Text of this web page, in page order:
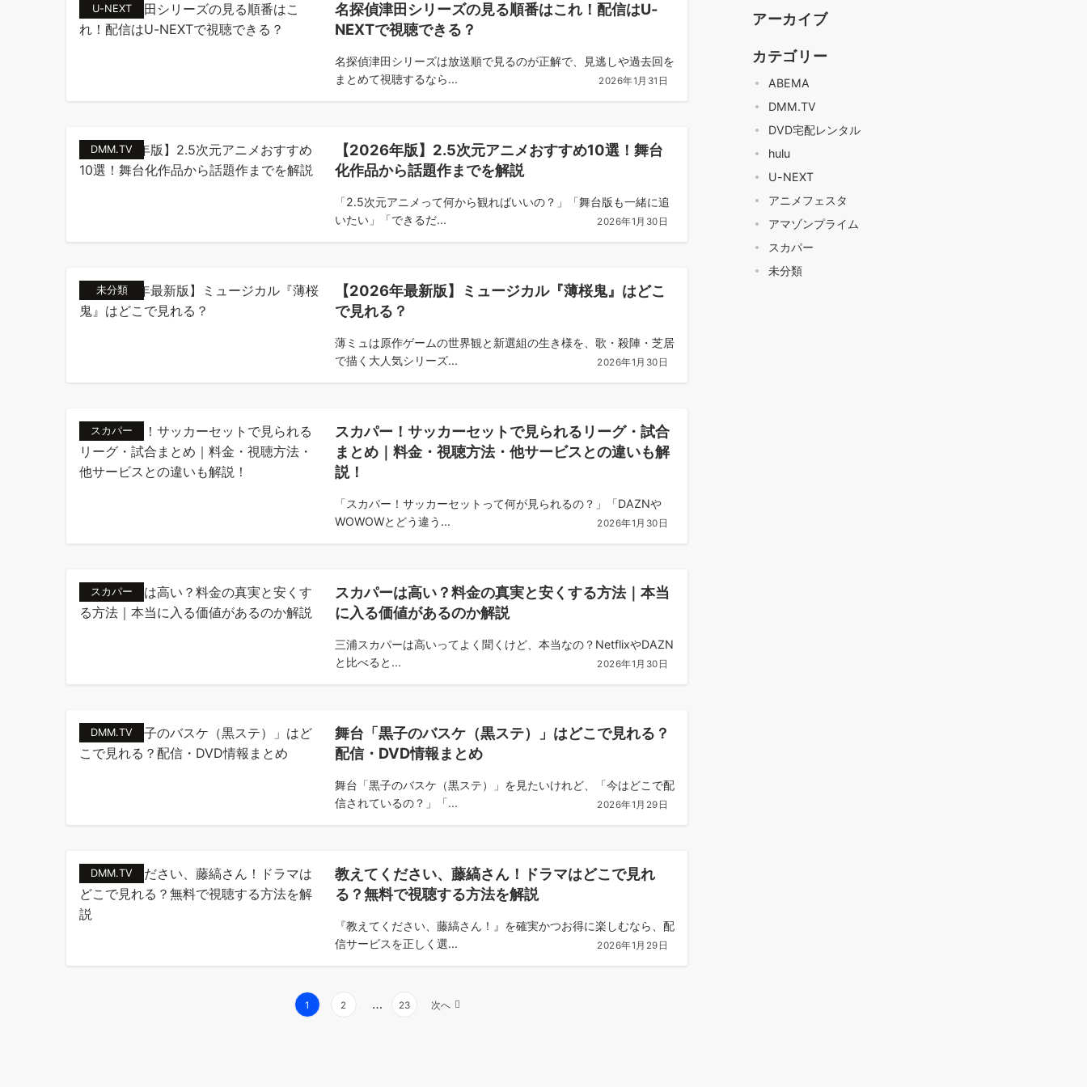
U-NEXT
名探偵津田シリーズの見る順番はこれ！配信はU-
NEXTで視聴できる？
名探偵津田シリーズは放送順で見るのが正解で、見逃しや過去回を
まとめて視聴するなら...
2026年1月31日
DMM.TV
【2026年版】2.5次元アニメおすすめ10選！舞台
化作品から話題作までを解説
「2.5次元アニメって何から観ればいいの？」「舞台版も一緒に追
いたい」「できるだ...
2026年1月30日
未分類
【2026年最新版】ミュージカル『薄桜鬼』はどこ
で見れる？
薄ミュは原作ゲームの世界観と新選組の生き様を、歌・殺陣・芝居
で描く大人気シリーズ...
2026年1月30日
スカパー
スカパー！サッカーセットで見られるリーグ・試合
まとめ｜料金・視聴方法・他サービスとの違いも解
説！
「スカパー！サッカーセットって何が見られるの？」「DAZNや
WOWOWとどう違う...
2026年1月30日
スカパー
スカパーは高い？料金の真実と安くする方法｜本当
に入る価値があるのか解説
三浦スカパーは高いってよく聞くけど、本当なの？NetflixやDAZN
と比べると...
2026年1月30日
DMM.TV
舞台「黒子のバスケ（黒ステ）」はどこで見れる？
配信・DVD情報まとめ
舞台「黒子のバスケ（黒ステ）」を見たいけれど、「今はどこで配
信されているの？」「...
2026年1月29日
DMM.TV
教えてください、藤縞さん！ドラマはどこで見れ
る？無料で視聴する方法を解説
『教えてください、藤縞さん！』を確実かつお得に楽しむなら、配
信サービスを正しく選...
2026年1月29日
1 2 … 23 次へ
アーカイブ
カテゴリー
ABEMA
DMM.TV
DVD宅配レンタル
hulu
U-NEXT
アニメフェスタ
アマゾンプライム
スカパー
未分類